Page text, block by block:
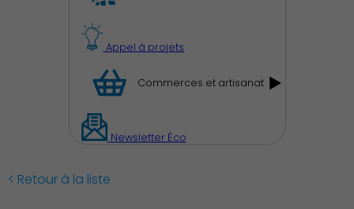
Découvrir Charenton
Appel à projets
Commerces et artisanat
Newsletter Éco
< Retour à la liste